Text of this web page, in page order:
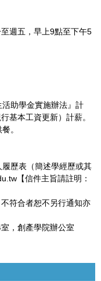
週五，早上9點至下午5
助學金實施辦法』計
基本工資更新）計薪。
。
歷表（簡述學經歷或其
【信件主旨請註明：
符合者恕不另行通知亦
，創產學院辦公室